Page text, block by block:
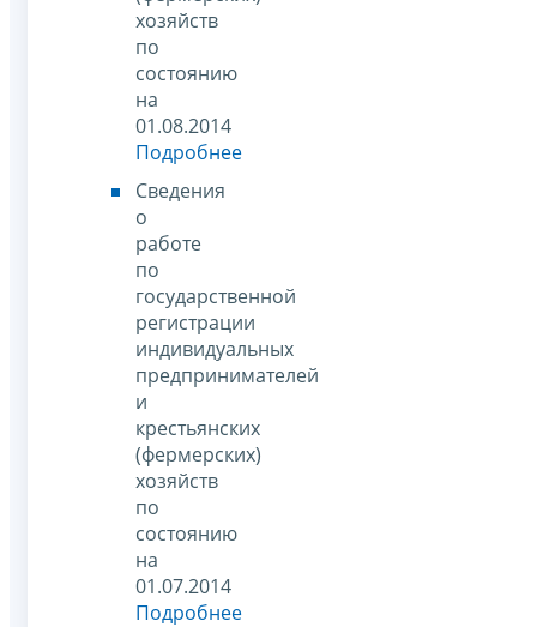
хозяйств
по
состоянию
на
01.08.2014
Подробнее
Сведения
о
работе
по
государственной
регистрации
индивидуальных
предпринимателей
и
крестьянских
(фермерских)
хозяйств
по
состоянию
на
01.07.2014
Подробнее